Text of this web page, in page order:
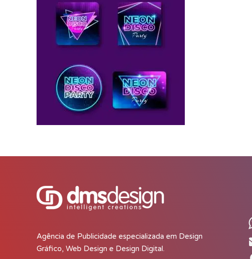
Agência de Publicidade especializada em Design
Gráfico, Web Design e Design Digital.